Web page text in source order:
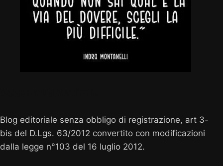
Blog editoriale senza obbligo di registrazione, art 3-
bis del D.Lgs. 63/2012 convertito con modificazioni
dalla legge n°103 del 16 luglio 2012.